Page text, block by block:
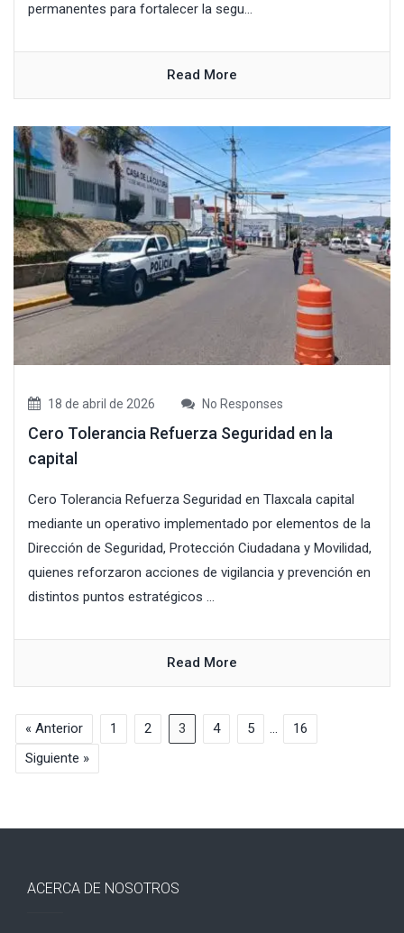
permanentes para fortalecer la segu...
Read More
18 de abril de 2026 No Responses
Cero Tolerancia Refuerza Seguridad en la
capital
Cero Tolerancia Refuerza Seguridad en Tlaxcala capital
mediante un operativo implementado por elementos de la
Dirección de Seguridad, Protección Ciudadana y Movilidad,
quienes reforzaron acciones de vigilancia y prevención en
distintos puntos estratégicos ...
Read More
« Anterior 1 2 3 4 5 …
16
Siguiente »
ACERCA DE NOSOTROS